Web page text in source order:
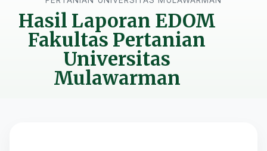
Hasil Laporan EDOM
Fakultas Pertanian
Universitas
Mulawarman